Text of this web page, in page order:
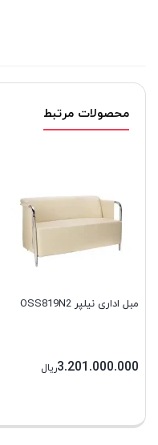
محصولات مرتبط
مبل اداری نیلپر OSS819N2
3.201.000.000ریال